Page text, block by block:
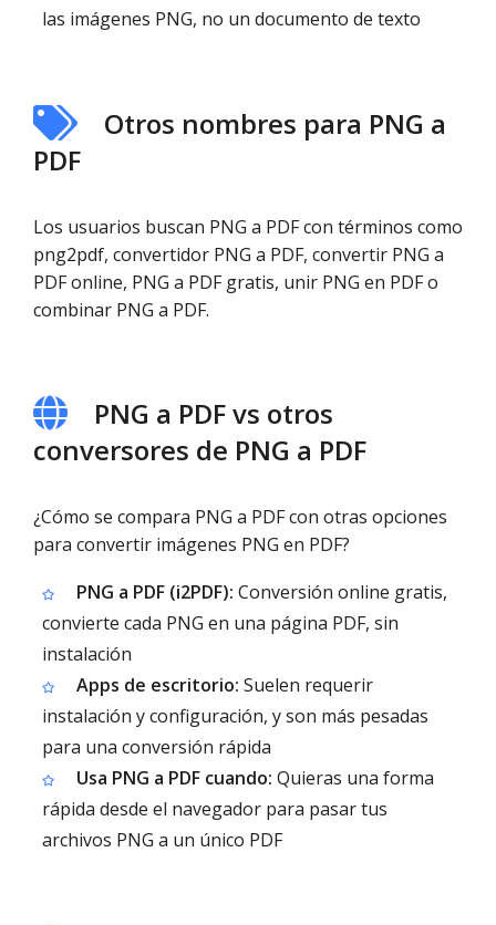
las imágenes PNG, no un documento de texto
Otros nombres para PNG a
PDF
Los usuarios buscan PNG a PDF con términos como
png2pdf, convertidor PNG a PDF, convertir PNG a
PDF online, PNG a PDF gratis, unir PNG en PDF o
combinar PNG a PDF.
PNG a PDF vs otros
conversores de PNG a PDF
¿Cómo se compara PNG a PDF con otras opciones
para convertir imágenes PNG en PDF?
PNG a PDF (i2PDF): Conversión online gratis,
convierte cada PNG en una página PDF, sin
instalación
Apps de escritorio: Suelen requerir
instalación y configuración, y son más pesadas
para una conversión rápida
Usa PNG a PDF cuando: Quieras una forma
rápida desde el navegador para pasar tus
archivos PNG a un único PDF